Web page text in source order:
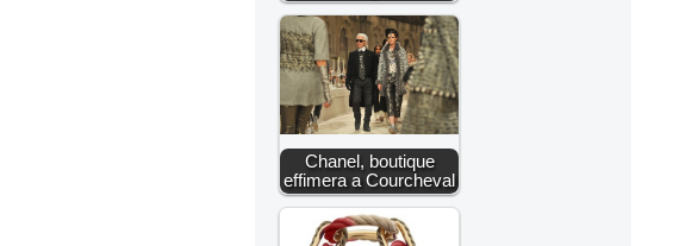
Chanel, boutique
effimera a Courcheval